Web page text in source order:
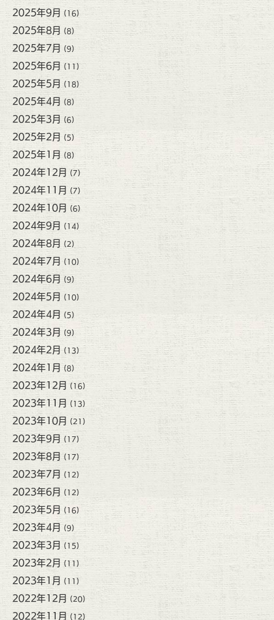
2025年9月 (16)
2025年8月 (8)
2025年7月 (9)
2025年6月 (11)
2025年5月 (18)
2025年4月 (8)
2025年3月 (6)
2025年2月 (5)
2025年1月 (8)
2024年12月 (7)
2024年11月 (7)
2024年10月 (6)
2024年9月 (14)
2024年8月 (2)
2024年7月 (10)
2024年6月 (9)
2024年5月 (10)
2024年4月 (5)
2024年3月 (9)
2024年2月 (13)
2024年1月 (8)
2023年12月 (16)
2023年11月 (13)
2023年10月 (21)
2023年9月 (17)
2023年8月 (17)
2023年7月 (12)
2023年6月 (12)
2023年5月 (16)
2023年4月 (9)
2023年3月 (15)
2023年2月 (11)
2023年1月 (11)
2022年12月 (20)
2022年11月 (12)